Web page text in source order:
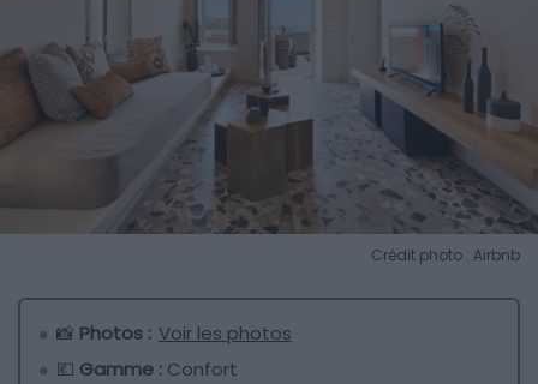
Crédit photo : Airbnb
📸 Photos : Voir les photos
💶 Gamme : Confort